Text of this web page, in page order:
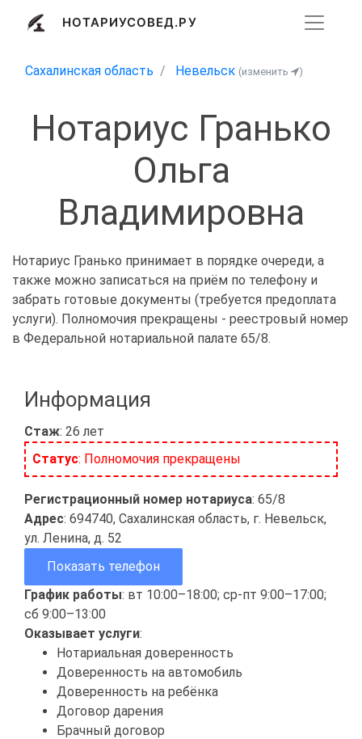
НОТАРИУСОВЕД.РУ
Сахалинская область Невельск (изменить )
Нотариус Гранько
Ольга
Владимировна
Нотариус Гранько принимает в порядке очереди, а
также можно записаться на приём по телефону и
забрать готовые документы (требуется предоплата
услуги). Полномочия прекращены - реестровый номер
в Федеральной нотариальной палате 65/8.
Информация
Стаж: 26 лет
Статус: Полномочия прекращены
Регистрационный номер нотариуса: 65/8
Адрес: 694740, Сахалинская область, г. Невельск,
ул. Ленина, д. 52
Показать телефон
График работы: вт 10:00–18:00; ср-пт 9:00–17:00;
сб 9:00–13:00
Оказывает услуги:
Нотариальная доверенность
Доверенность на автомобиль
Доверенность на ребёнка
Договор дарения
Брачный договор